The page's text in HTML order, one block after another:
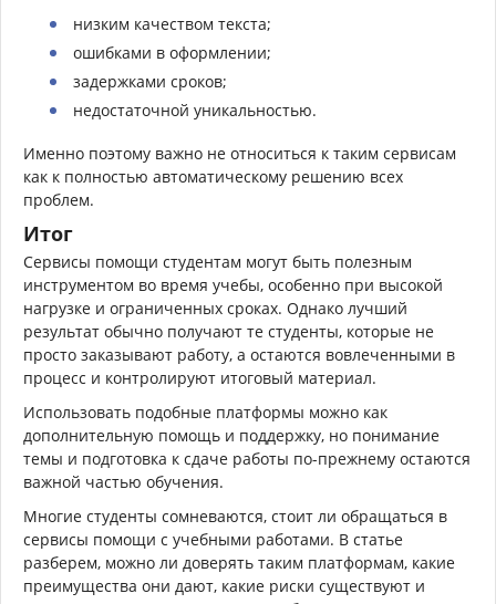
низким качеством текста;
ошибками в оформлении;
задержками сроков;
недостаточной уникальностью.
Именно поэтому важно не относиться к таким сервисам
как к полностью автоматическому решению всех
проблем.
Итог
Сервисы помощи студентам могут быть полезным
инструментом во время учебы, особенно при высокой
нагрузке и ограниченных сроках. Однако лучший
результат обычно получают те студенты, которые не
просто заказывают работу, а остаются вовлеченными в
процесс и контролируют итоговый материал.
Использовать подобные платформы можно как
дополнительную помощь и поддержку, но понимание
темы и подготовка к сдаче работы по-прежнему остаются
важной частью обучения.
Многие студенты сомневаются, стоит ли обращаться в
сервисы помощи с учебными работами. В статье
разберем, можно ли доверять таким платформам, какие
преимущества они дают, какие риски существуют и